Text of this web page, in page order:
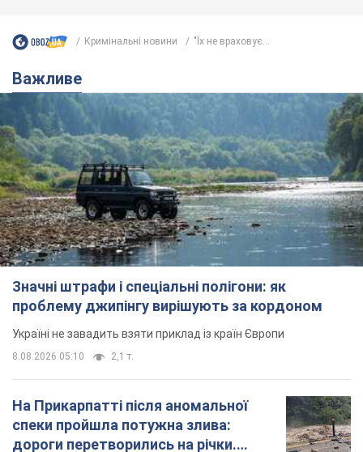
Кримінальні новини "Їх не враховує...
Важливе
Значні штрафи і спеціальні полігони: як
проблему джипінгу вирішують за кордоном
Україні не завадить взяти приклад із країн Європи
8.08.2026 05:10 2,1 т.
На Прикарпатті після аномальної
спеки пройшла потужна злива:
дороги перетворились на річки.